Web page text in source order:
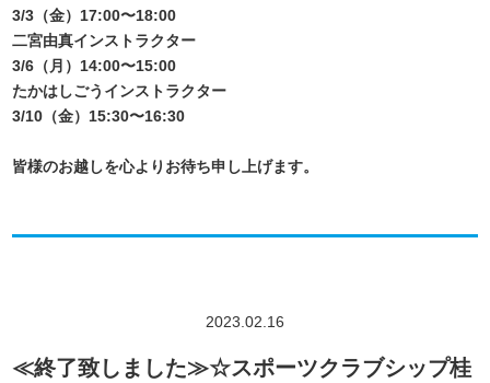
3/3（金）17:00〜18:00
二宮由真インストラクター
3/6（月）14:00〜15:00
たかはしごうインストラクター
3/10（金）15:30〜16:30
皆様のお越しを心よりお待ち申し上げます。
2023.02.16
≪終了致しました≫☆スポーツクラブシップ桂